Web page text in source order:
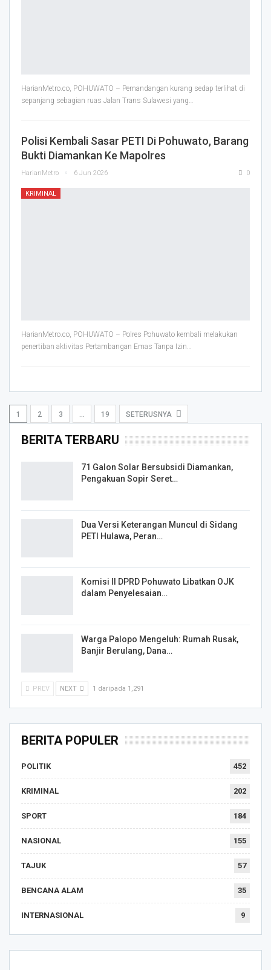
HarianMetro.co, POHUWATO – Pemandangan kurang sedap terlihat di
sepanjang sebagian ruas Jalan Trans Sulawesi yang
Polisi Kembali Sasar PETI Di Pohuwato, Barang
Bukti Diamankan Ke Mapolres
HarianMetro 6 Jun 2026 0
KRIMINAL
HarianMetro.co, POHUWATO – Polres Pohuwato kembali melakukan
penertiban aktivitas Pertambangan Emas Tanpa Izin…
1 2 3 … 19 SETERUSNYA
BERITA TERBARU
71 Galon Solar Bersubsidi Diamankan,
Pengakuan Sopir Seret…
Dua Versi Keterangan Muncul di Sidang
PETI Hulawa, Peran…
Komisi II DPRD Pohuwato Libatkan OJK
dalam Penyelesaian…
Warga Palopo Mengeluh: Rumah Rusak,
Banjir Berulang, Dana…
PREV NEXT 1 daripada 1,291
BERITA POPULER
POLITIK 452
KRIMINAL 202
SPORT 184
NASIONAL 155
TAJUK 57
BENCANA ALAM 35
INTERNASIONAL 9